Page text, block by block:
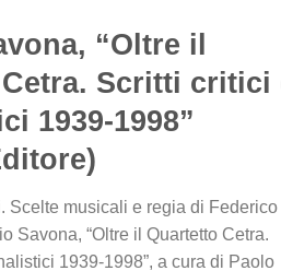
“Oltre il
Scritti critici
1939-1998”
Scelte musicali e regia di Federico
Savona, “Oltre il Quartetto Cetra.
1939-1998”, a cura di Paolo